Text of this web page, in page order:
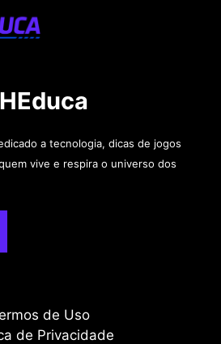
a tecnologia, dicas de jogos
vive e respira o universo dos
de Uso
de Privacidade